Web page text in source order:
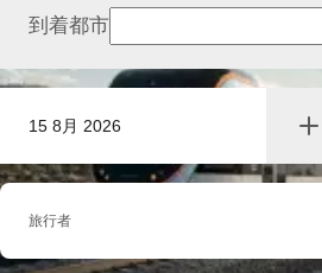
15 8月 2026
到着都市
旅行者